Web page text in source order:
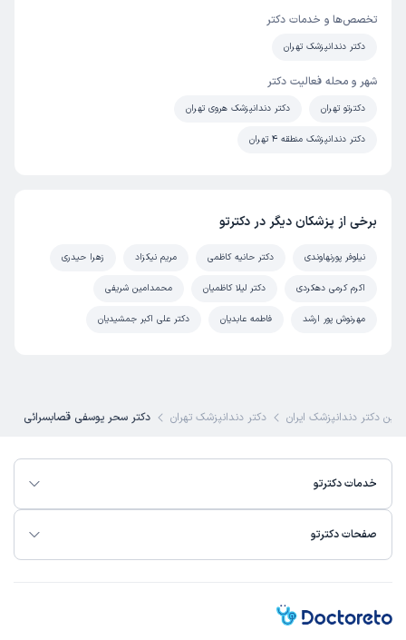
تخصص‌ها و خدمات دکتر
دکتر دندانپزشک تهران
شهر و محله فعالیت دکتر
دکترتو تهران دکتر دندانپزشک هروی تهران
دکتر دندانپزشک منطقه 4 تهران
برخی از پزشکان دیگر در دکترتو
نیلوفر پورنهاوندی دکتر حانیه کاظمی مریم نیکزاد زهرا حیدری
اکرم کرمی دهکردی دکتر لیلا کاظمیان محمدامین شریفی
مهرنوش پور ارشد فاطمه عابدیان دکتر علی اکبر جمشیدیان
دکتر دندانپزشک ایران دکتر دندانپزشک تهران دکتر سحر یوسفی قصابسرائی
خدمات دکترتو
صفحات دکترتو